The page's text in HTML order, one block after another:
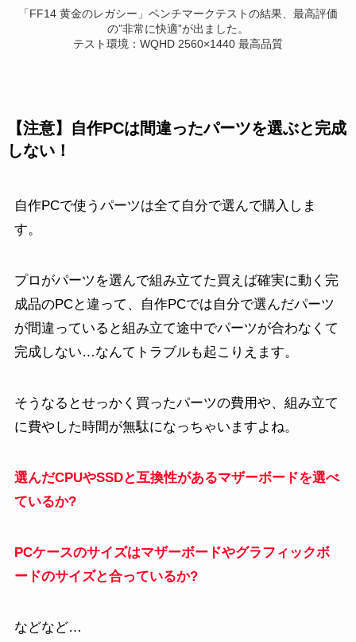
「FF14 黄金のレガシー」ベンチマークテストの結果、最高評価
の”非常に快適”が出ました。
テスト環境：WQHD 2560×1440 最高品質
【注意】自作PCは間違ったパーツを選ぶと完成
しない！
自作PCで使うパーツは全て自分で選んで購入しま
す。
プロがパーツを選んで組み立てた買えば確実に動く完
成品のPCと違って、自作PCでは自分で選んだパーツ
が間違っていると組み立て途中でパーツが合わなくて
完成しない…なんてトラブルも起こりえます。
そうなるとせっかく買ったパーツの費用や、組み立て
に費やした時間が無駄になっちゃいますよね。
選んだCPUやSSDと互換性があるマザーボードを選べ
ているか?
PCケースのサイズはマザーボードやグラフィックボ
ードのサイズと合っているか?
などなど…